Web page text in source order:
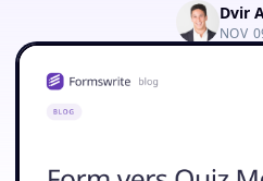
Dvir
NOV